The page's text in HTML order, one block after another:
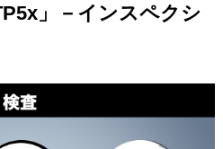
」－インスペクシ